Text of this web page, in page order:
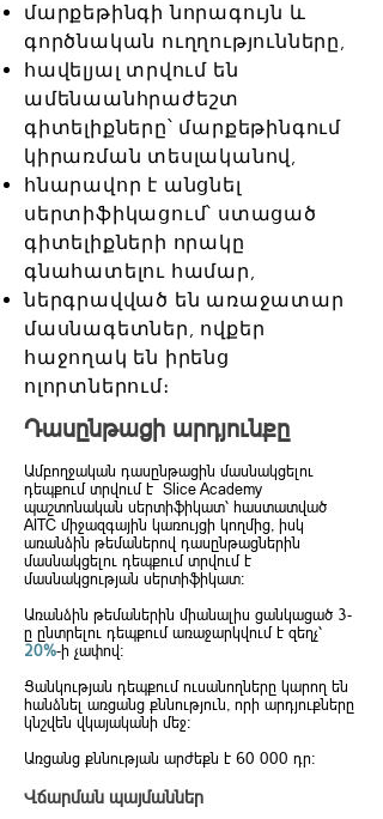
մարքեթինգի նորագույն և
գործնական ուղղությունները,
հավելյալ տրվում են
ամենաանհրաժեշտ
գիտելիքները՝ մարքեթինգում
կիրառման տեսլականով,
հնարավոր է անցնել
սերտիֆիկացում՝ ստացած
գիտելիքների որակը
գնահատելու համար,
ներգրավված են առաջատար
մասնագետներ, ովքեր
հաջողակ են իրենց
ոլորտներում։
Դասընթացի արդյունքը
Ամբողջական դասընթացին մասնակցելու
դեպքում տրվում է Slice Academy
պաշտոնական սերտիֆիկատ՝ հաստատված
AITC միջազգային կառույցի կողմից, իսկ
առանձին թեմաներով դասընթացներին
մասնակցելու դեպքում տրվում է
մասնակցության սերտիֆիկատ։
Առանձին թեմաներին միանալիս ցանկացած 3-
ը ընտրելու դեպքում առաջարկվում է զեղչ՝
20%-ի չափով։
Ցանկության դեպքում ուսանողները կարող են
հանձնել առցանց քննություն, որի արդյուքները
կնշվեն վկայականի մեջ։
Առցանց քննության արժեքն է 60 000 դր։
Վճարման պայմաններ